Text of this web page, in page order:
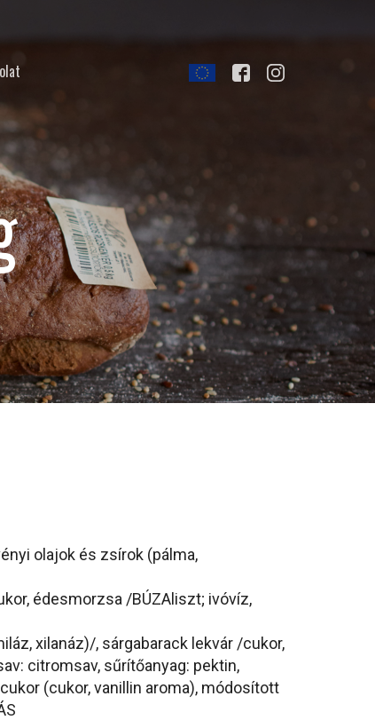
olajok és zsírok (pálma,
édesmorzsa /BÚZAliszt; ivóvíz,
xilanáz)/, sárgabarack lekvár /cukor,
citromsav, sűrítőanyag: pektin,
(cukor, vanillin aroma), módosított